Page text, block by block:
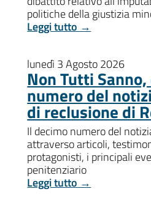
politiche della giustizia
Leggi tutto →
lunedì 3 Agosto 2026
Non Tutti
numero del
di reclusione di
Il decimo numero del
attraverso articoli,
protagonisti, i principali
penitenziario
Leggi tutto →